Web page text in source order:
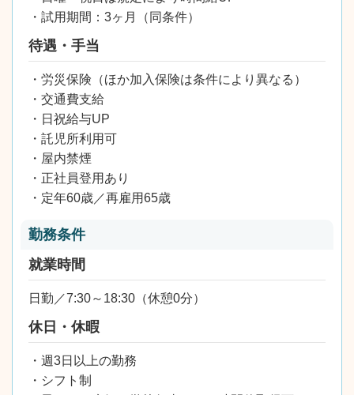
・試用期間：3ヶ月（同条件）
待遇・手当
・労災保険（ほか加入保険は条件により異なる）
・交通費支給
・日祝給与UP
・託児所利用可
・屋内禁煙
・正社員登用あり
・定年60歳／再雇用65歳
勤務条件
就業時間
日勤／7:30～18:30（休憩0分）
休日・休暇
・週3日以上の勤務
・シフト制